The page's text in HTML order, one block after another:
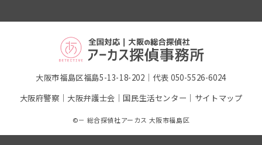
大阪市福島区福島5-13-18-202｜代表 050-5526-6024
大阪府警察 ｜ 大阪弁護士会 ｜国民生活センター ｜ サイトマップ
©－ 総合探偵社アーカス 大阪市福島区